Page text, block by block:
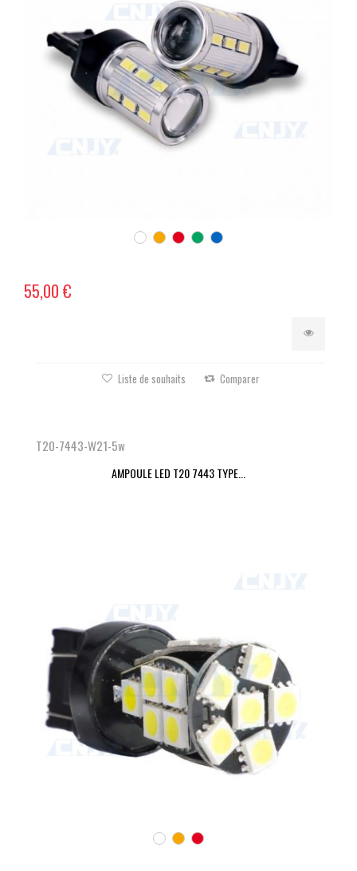
55,00 €
Liste de souhaits Comparer
T20-7443-W21-5w
AMPOULE LED T20 7443 TYPE...